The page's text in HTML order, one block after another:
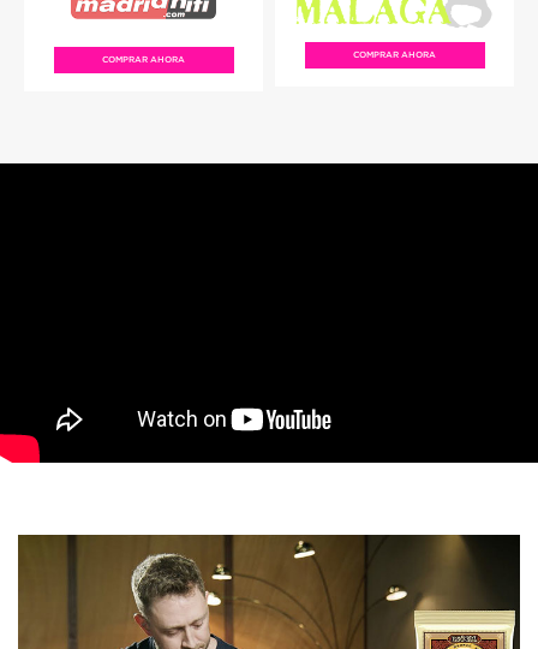
COMPRAR AHORA COMPRAR AHORA